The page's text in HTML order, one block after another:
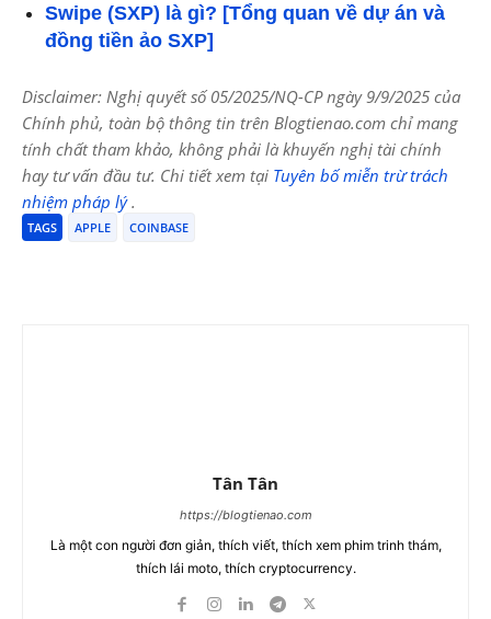
Swipe (SXP) là gì? [Tổng quan về dự án và
đồng tiền ảo SXP]
Disclaimer: Nghị quyết số 05/2025/NQ-CP ngày 9/9/2025 của
Chính phủ, toàn bộ thông tin trên Blogtienao.com chỉ mang
tính chất tham khảo, không phải là khuyến nghị tài chính
hay tư vấn đầu tư. Chi tiết xem tại Tuyên bố miễn trừ trách
nhiệm pháp lý.
TAGS APPLE COINBASE
Tân Tân
https://blogtienao.com
Là một con người đơn giản, thích viết, thích xem phim trinh thám,
thích lái moto, thích cryptocurrency.